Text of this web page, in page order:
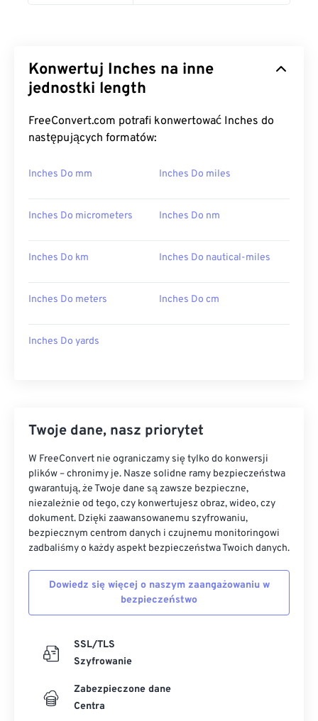
Konwertuj Inches na inne
jednostki length
FreeConvert.com potrafi konwertować Inches do
następujących formatów:
Inches Do mm Inches Do miles
Inches Do micrometers Inches Do nm
Inches Do km Inches Do nautical-miles
Inches Do meters Inches Do cm
Inches Do yards
Twoje dane, nasz priorytet
W FreeConvert nie ograniczamy się tylko do konwersji
plików – chronimy je. Nasze solidne ramy bezpieczeństwa
gwarantują, że Twoje dane są zawsze bezpieczne,
niezależnie od tego, czy konwertujesz obraz, wideo, czy
dokument. Dzięki zaawansowanemu szyfrowaniu,
bezpiecznym centrom danych i czujnemu monitoringowi
zadbaliśmy o każdy aspekt bezpieczeństwa Twoich danych.
Dowiedz się więcej o naszym zaangażowaniu w
bezpieczeństwo
SSL/TLS
Szyfrowanie
Zabezpieczone dane
Centra